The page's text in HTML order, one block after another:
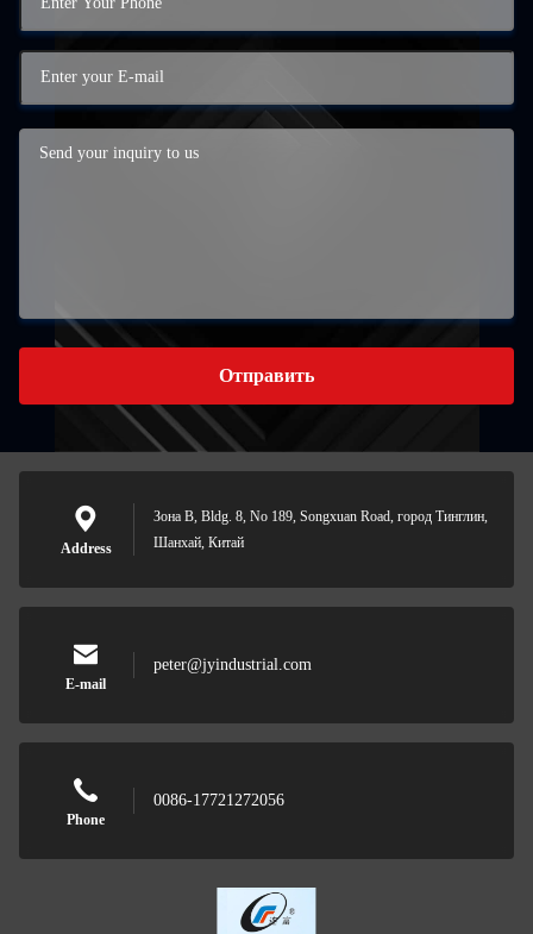
Отправить
Address
Зона B, Bldg. 8, No 189, Songxuan Road, город Тинглин,
Шанхай, Китай
E-mail
peter@jyindustrial.com
Phone
0086-17721272056